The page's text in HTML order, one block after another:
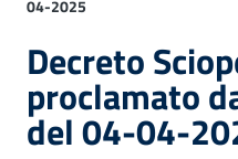
04-2025
Decreto
proclamato
del 04-04-